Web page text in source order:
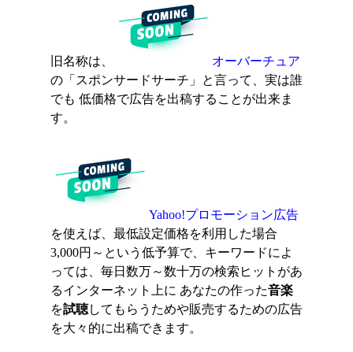
旧名称は、
オーバーチュア
の「スポンサードサーチ」と言って、実は誰
でも 低価格で広告を出稿することが出来ま
す。
Yahoo!プロモーション広告
を使えば、最低設定価格を利用した場合
3,000円～という低予算で、キーワードによ
っては、毎日数万～数十万の検索ヒットがあ
るインターネット上に あなたの作った音楽
を試聴してもらうためや販売するための広告
を大々的に出稿できます。